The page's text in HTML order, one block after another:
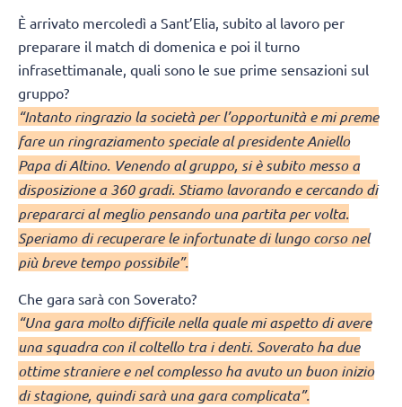
È arrivato mercoledì a Sant’Elia, subito al lavoro per
preparare il match di domenica e poi il turno
infrasettimanale, quali sono le sue prime sensazioni sul
gruppo?
“Intanto ringrazio la società per l’opportunità e mi preme
fare un ringraziamento speciale al presidente Aniello
Papa di Altino. Venendo al gruppo, si è subito messo a
disposizione a 360 gradi. Stiamo lavorando e cercando di
prepararci al meglio pensando una partita per volta.
Speriamo di recuperare le infortunate di lungo corso nel
più breve tempo possibile”.
Che gara sarà con Soverato?
“Una gara molto difficile nella quale mi aspetto di avere
una squadra con il coltello tra i denti. Soverato ha due
ottime straniere e nel complesso ha avuto un buon inizio
di stagione, quindi sarà una gara complicata”.